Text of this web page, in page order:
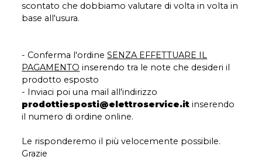
scontato che dobbiamo valutare di volta in volta in
base all'usura.
- Conferma l'ordineSENZA EFFETTUARE IL
PAGAMENTO inserendo tra le note che desideri il
prodotto esposto
- Inviaci poi una mail all'indirizzo
prodottiesposti@elettroservice.it inserendo
il numero di ordine online.
Le risponderemo il più velocemente possibile.
Grazie